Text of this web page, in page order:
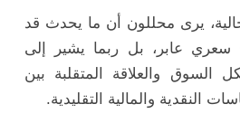
يرى محللون أن ما يحدث قد
عابر، بل ربما يشير إلى
والعلاقة المتقلبة بين
النقدية والمالية التقليدية.